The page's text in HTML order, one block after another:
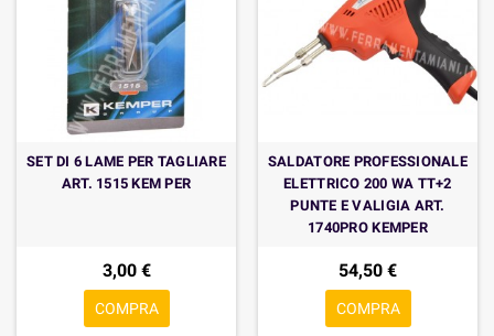
SET DI 6 LAME PER TAGLIARE
ART. 1515 KEM PER
3,00 €
COMPRA
SALDATORE PROFESSIONALE
ELETTRICO 200 WA TT+2
PUNTE E VALIGIA ART.
1740PRO KEMPER
54,50 €
COMPRA